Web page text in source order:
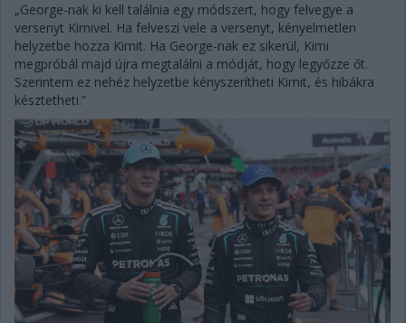
„George-nak ki kell találnia egy módszert, hogy felvegye a
versenyt Kimivel. Ha felveszi vele a versenyt, kényelmetlen
helyzetbe hozza Kimit. Ha George-nak ez sikerül, Kimi
megpróbál majd újra megtalálni a módját, hogy legyőzze őt.
Szerintem ez nehéz helyzetbe kényszerítheti Kimit, és hibákra
késztetheti.”